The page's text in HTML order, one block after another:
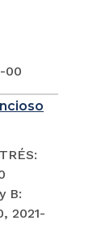
00
B:
2021-